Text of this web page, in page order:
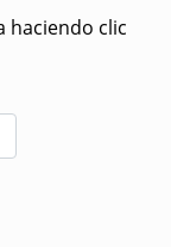
haciendo clic